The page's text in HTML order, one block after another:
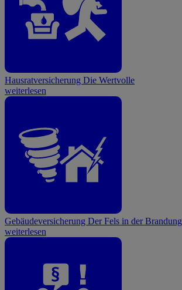
Hausratversicherung Die Wertvolle
weiterlesen
Gebäudeversicherung Der Fels in der Brandung
weiterlesen